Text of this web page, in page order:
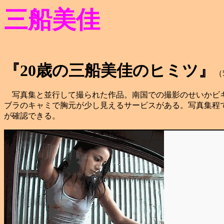
三船美佳
『20歳の三船美佳のヒミツ』
写真集と並行して撮られた作品。南国での撮影のせいか
ブラのキャミで胸元が少し見えるサービスがある。写真集
が確認できる。